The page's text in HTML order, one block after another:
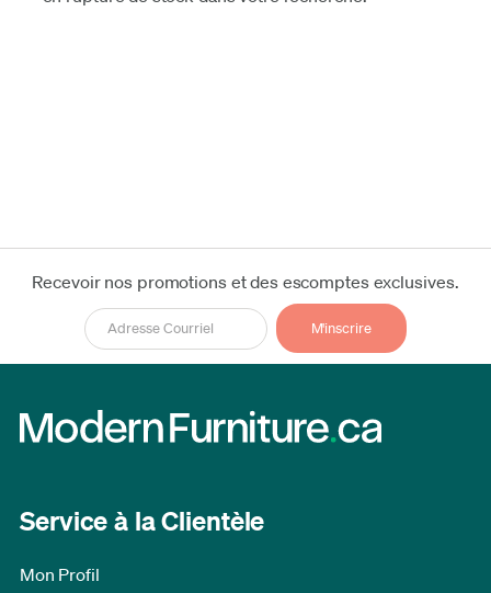
Recevoir nos promotions et des escomptes exclusives.
Service à la Clientèle
Mon Profil